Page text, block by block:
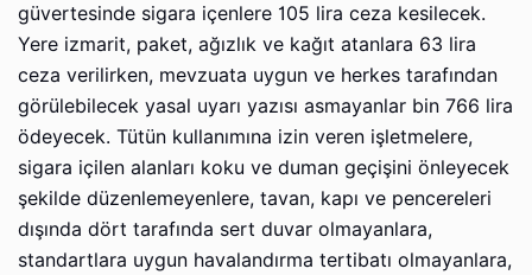
güvertesinde sigara içenlere 105 lira ceza kesilecek.
Yere izmarit, paket, ağızlık ve kağıt atanlara 63 lira
ceza verilirken, mevzuata uygun ve herkes tarafından
görülebilecek yasal uyarı yazısı asmayanlar bin 766 lira
ödeyecek. Tütün kullanımına izin veren işletmelere,
sigara içilen alanları koku ve duman geçişini önleyecek
şekilde düzenlemeyenlere, tavan, kapı ve pencereleri
dışında dört tarafında sert duvar olmayanlara,
standartlara uygun havalandırma tertibatı olmayanlara,